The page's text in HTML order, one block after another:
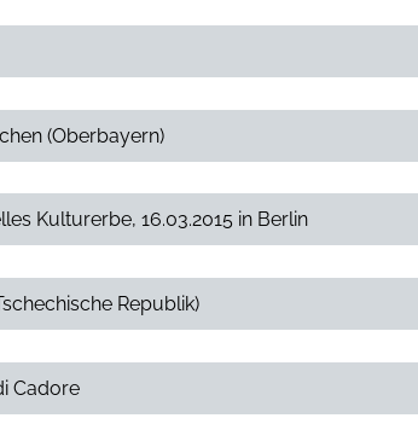
(Oberbayern)
Kulturerbe, 16.03.2015 in Berlin
Republik)
Cadore